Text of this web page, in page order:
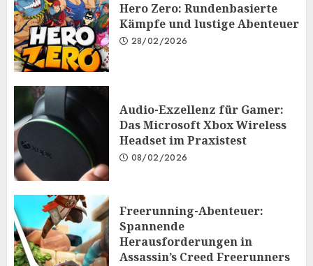
Hero Zero: Rundenbasierte
Kämpfe und lustige Abenteuer
28/02/2026
Audio-Exzellenz für Gamer:
Das Microsoft Xbox Wireless
Headset im Praxistest
08/02/2026
Freerunning-Abenteuer:
Spannende
Herausforderungen in
Assassin’s Creed Freerunners